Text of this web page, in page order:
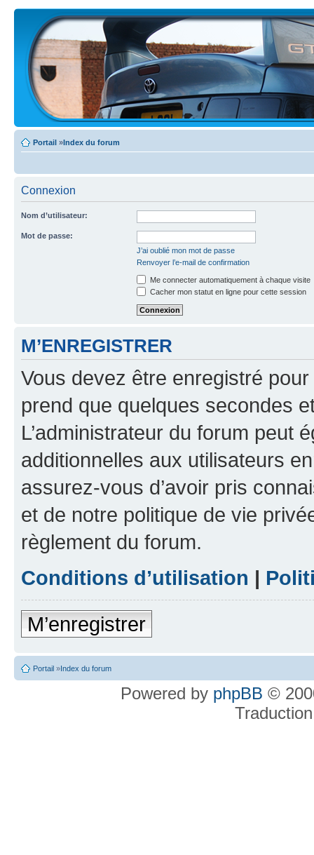
Portail »Index du forum
Connexion
Nom d’utilisateur:
Mot de passe:
J’ai oublié mon mot de passe
Renvoyer l’e-mail de confirmation
Me connecter automatiquement à chaque visite
Cacher mon statut en ligne pour cette session
M’ENREGISTRER
Vous devez être enregistré
prend que quelques secondes
L’administrateur du forum peut
additionnelles aux utilisateurs
assurez-vous d’avoir pris
et de notre politique de vie
règlement du forum.
Conditions d’utilisation |
M’enregistrer
Portail »Index du forum
Powered by phpBB ©